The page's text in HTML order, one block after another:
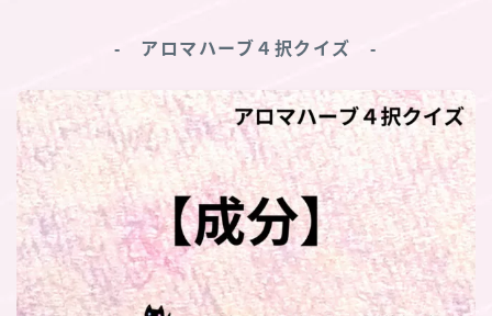
‐ アロマハーブ４択クイズ ‐